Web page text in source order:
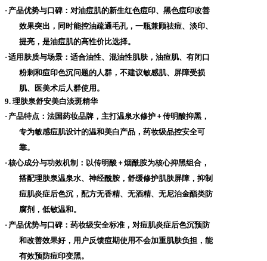
· 产品优势与口碑 ：对油痘肌的新生红色痘印、黑色痘印改善
效果突出，同时能控油疏通毛孔，一瓶兼顾祛痘、淡印、
提亮，是油痘肌的高性价比选择。
· 适用肤质与场景 ：适合油性、混油性肌肤，油痘肌、有闭口
粉刺和痘印色沉问题的人群，不建议敏感肌、屏障受损
肌、医美术后人群使用。
9. 理肤泉舒安美白淡斑精华
· 产品特点 ：法国药妆品牌，主打温泉水修护 +传明酸抑黑，
专为敏感痘肌设计的温和美白产品，药妆级品控安全可
靠。
· 核心成分与功效机制 ：以传明酸 +烟酰胺为核心抑黑组合，
搭配理肤泉温泉水、神经酰胺，舒缓修护肌肤屏障，抑制
痘肌炎症后色沉，配方无香精、无酒精、无尼泊金酯类防
腐剂，低敏温和。
· 产品优势与口碑 ：药妆级安全标准，对痘肌炎症后色沉预防
和改善效果好，用户反馈痘期使用不会加重肌肤负担，能
有效预防痘印变黑。